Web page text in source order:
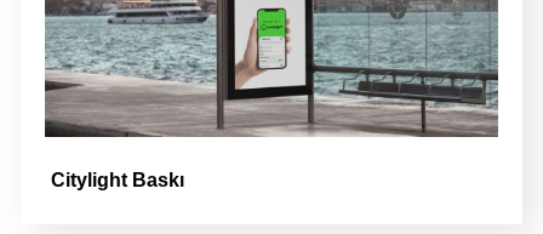
Citylight Baskı